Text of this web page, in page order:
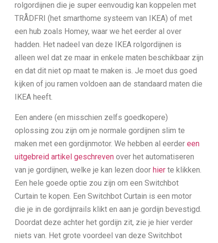
rolgordijnen die je super eenvoudig kan koppelen met
TRÅDFRI (het smarthome systeem van IKEA) of met
een hub zoals Homey, waar we het eerder al over
hadden. Het nadeel van deze IKEA rolgordijnen is
alleen wel dat ze maar in enkele maten beschikbaar zijn
en dat dit niet op maat te maken is. Je moet dus goed
kijken of jou ramen voldoen aan de standaard maten die
IKEA heeft.
Een andere (en misschien zelfs goedkopere)
oplossing zou zijn om je normale gordijnen slim te
maken met een gordijnmotor. We hebben al eerder een
uitgebreid artikel geschreven over het automatiseren
van je gordijnen, welke je kan lezen door hier te klikken.
Een hele goede optie zou zijn om een Switchbot
Curtain te kopen. Een Switchbot Curtain is een motor
die je in de gordijnrails klikt en aan je gordijn bevestigd.
Doordat deze achter het gordijn zit, zie je hier verder
niets van. Het grote voordeel van deze Switchbot